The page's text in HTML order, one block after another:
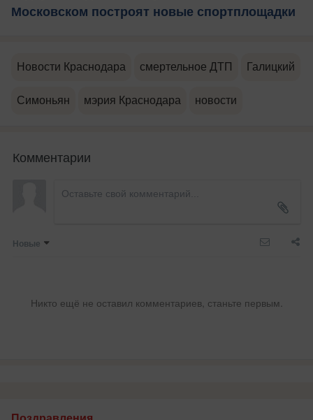
Московском построят новые спортплощадки
Новости Краснодара смертельное ДТП Галицкий
Симоньян мэрия Краснодара новости
Комментарии
Новые
Никто ещё не оставил комментариев, станьте первым.